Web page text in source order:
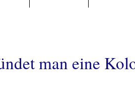
man eine